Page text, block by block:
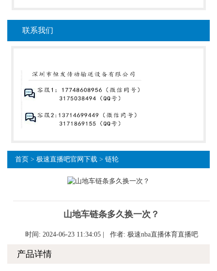
联系我们
首页 > 极速直播吧官网下载 > 链轮
山地车链条多久换一次？
时间: 2024-06-23 11:34:05 | 作者: 极速nba直播体育直播吧
产品详情